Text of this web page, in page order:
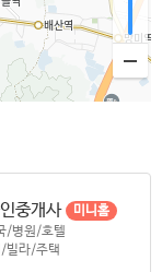
중개사 미니홈
/병원/호텔
빌라/주택